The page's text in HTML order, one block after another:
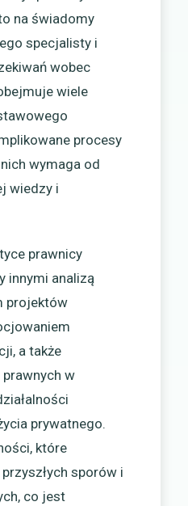
na świadomy
specjalisty i
wobec
wiele
procesy
wymaga od
wiedzy i
prawnicy
innymi analizą
projektów
a także
w
prywatnego.
które
sporów i
co jest